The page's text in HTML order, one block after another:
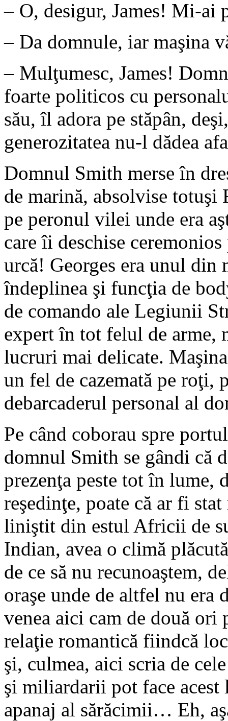
– O, desigur, James! Mi-ai
– Da domnule, iar maşina
– Mulţumesc, James!
foarte politicos cu
său, îl adora pe stăpân,
generozitatea nu-l dădea
Domnul Smith merse în
de marină, absolvise
pe peronul vilei unde era
care îi deschise
urcă! Georges era unul din
îndeplinea şi funcţia de
de comando ale Legiunii
expert în tot felul de arme,
lucruri mai delicate.
un fel de cazemată pe roţi,
debarcaderul personal al
Pe când coborau spre
domnul Smith se gândi că
prezenţa peste tot în lume,
reşedinţe, poate că ar fi
liniştit din estul Africii de
Indian, avea o climă
de ce să nu recunoaştem,
oraşe unde de altfel nu era
venea aici cam de două ori
relaţie romantică fiindcă
şi, culmea, aici scria de
şi miliardarii pot face
apanaj al sărăcimii… Eh,